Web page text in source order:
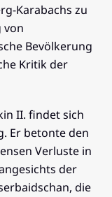
Karabachs zu
von
Bevölkerung
Kritik der
II. findet sich
Er betonte den
Verluste in
der
die